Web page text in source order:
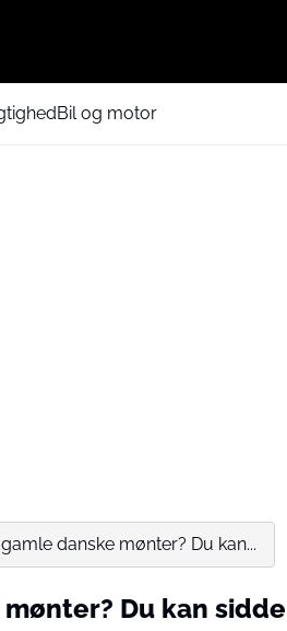
Bil og motor
danske mønter? Du kan...
Du kan sidde